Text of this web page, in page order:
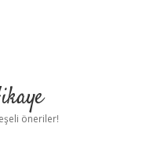
öneriler!